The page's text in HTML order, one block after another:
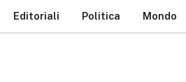
Editoriali Politica Mondo